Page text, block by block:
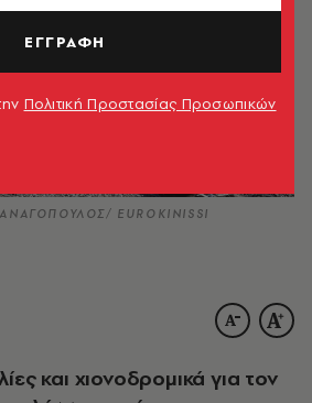
EUROKINISSI
και χιονοδρομικά για τον
ΕΓΓΡΑΦΗ
Πολιτική Προστασίας Προσωπικών